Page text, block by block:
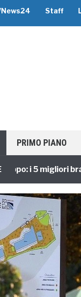
Staff
PRIMO PIANO
i 5 migliori brand